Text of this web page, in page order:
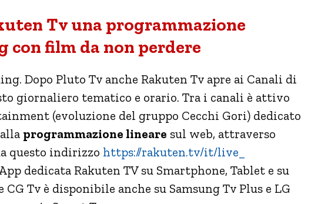
Tv una programmazione
con film da non perdere
Dopo Pluto Tv anche Rakuten Tv apre ai Canali di
giornaliero tematico e orario. Tra i canali è attivo
(evoluzione del gruppo Cecchi Gori) dedicato
programmazione lineare sul web, attraverso
questo indirizzo https://rakuten.tv/it/live_
dedicata Rakuten TV su Smartphone, Tablet e su
Tv è disponibile anche su Samsung Tv Plus e LG